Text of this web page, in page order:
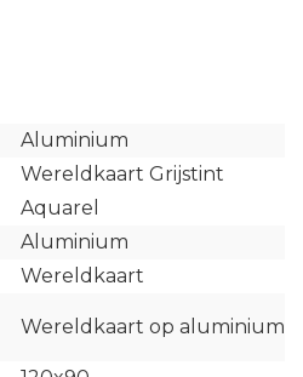
Aluminium
Wereldkaart Grijstint
Aquarel
Aluminium
Wereldkaart
Wereldkaart op aluminium